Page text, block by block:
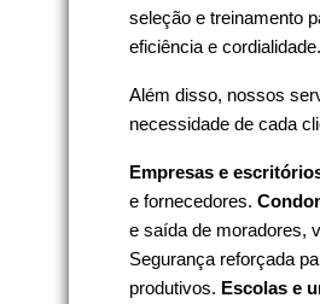
seleção e treinamento
eficiência e cordialidade.
Além disso, nossos
necessidade de cada
Empresas e
e fornecedores.
e saída de moradores,
Segurança reforçada
produtivos. Escolas e